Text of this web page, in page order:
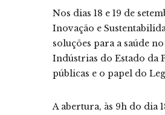
Nos dias 18 e 19 de
Inovação e
soluções para a saúde
Indústrias do Estado da
públicas e o papel do
A abertura, às 9h do